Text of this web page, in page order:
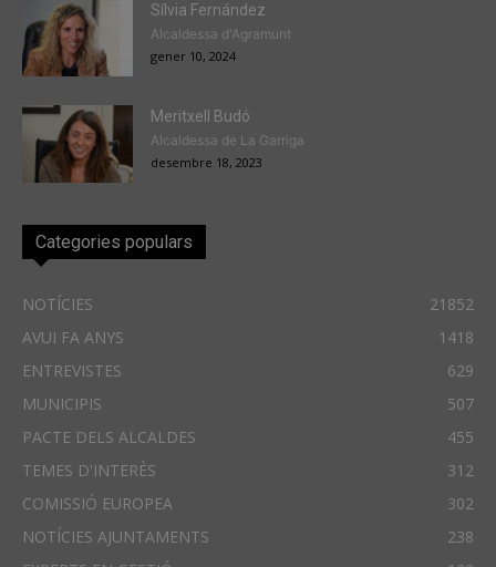
Sílvia Fernández
Alcaldessa d'Agramunt
gener 10, 2024
Meritxell Budó
Alcaldessa de La Garriga
desembre 18, 2023
Categories populars
NOTÍCIES
21852
AVUI FA ANYS
1418
ENTREVISTES
629
MUNICIPIS
507
PACTE DELS ALCALDES
455
TEMES D'INTERÈS
312
COMISSIÓ EUROPEA
302
NOTÍCIES AJUNTAMENTS
238